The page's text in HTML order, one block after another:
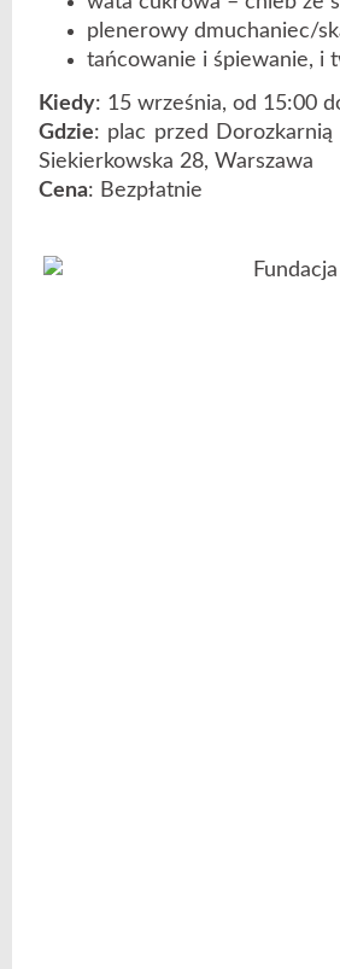
plenerowy dmuchaniec/
tańcowanie i śpiewanie, i
Kiedy: 15 września, od 15:00
Gdzie: plac przed
Siekierkowska 28, Warszawa
Cena: Bezpłatnie